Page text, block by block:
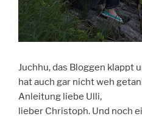
Juchhu, das Bloggen klappt
hat auch gar nicht weh
Anleitung liebe Ulli,
lieber Christoph. Und noch